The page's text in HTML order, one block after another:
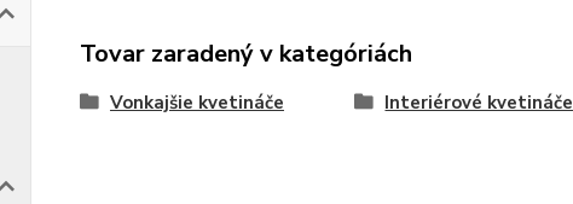
Tovar zaradený v kategóriách
Vonkajšie kvetináče Interiérové kvetináče